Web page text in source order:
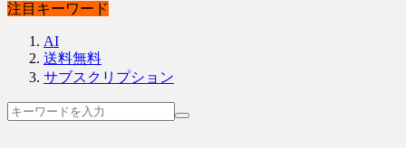
注目キーワード
AI
送料無料
サブスクリプション